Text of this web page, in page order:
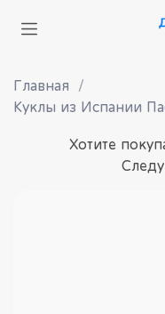
Главная
Куклы из Испании
Хотите